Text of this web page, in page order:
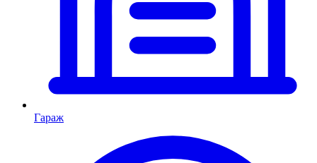
Гараж